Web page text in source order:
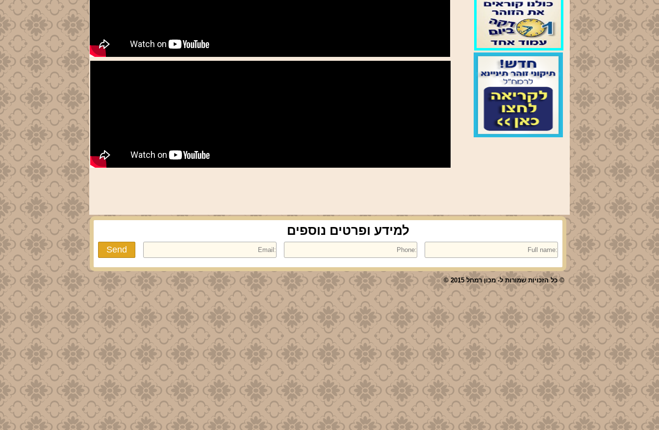
למידע ופרטים נוספים
© כל הזכויות שמורות ל- מכון רמחל 2015 ©